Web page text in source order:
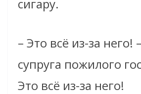
сигару.
– Это всё из-за него!
супруга пожилого
Это всё из-за него!